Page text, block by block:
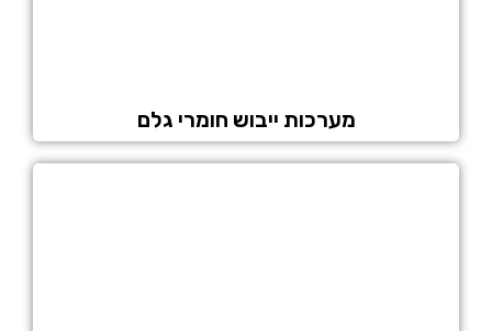
מערכות ייבוש חומרי גלם